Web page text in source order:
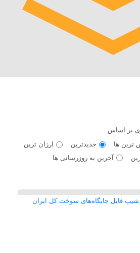
بر اساس:
ترین ها
جدیدترین
ارزان ترین
آخرین به روزرسانی ها